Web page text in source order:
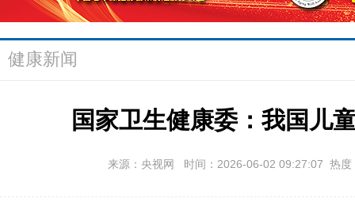
健康新闻
国家卫生健康委：我国儿
来源：央视网 时间：2026-06-02 09:27:07 热